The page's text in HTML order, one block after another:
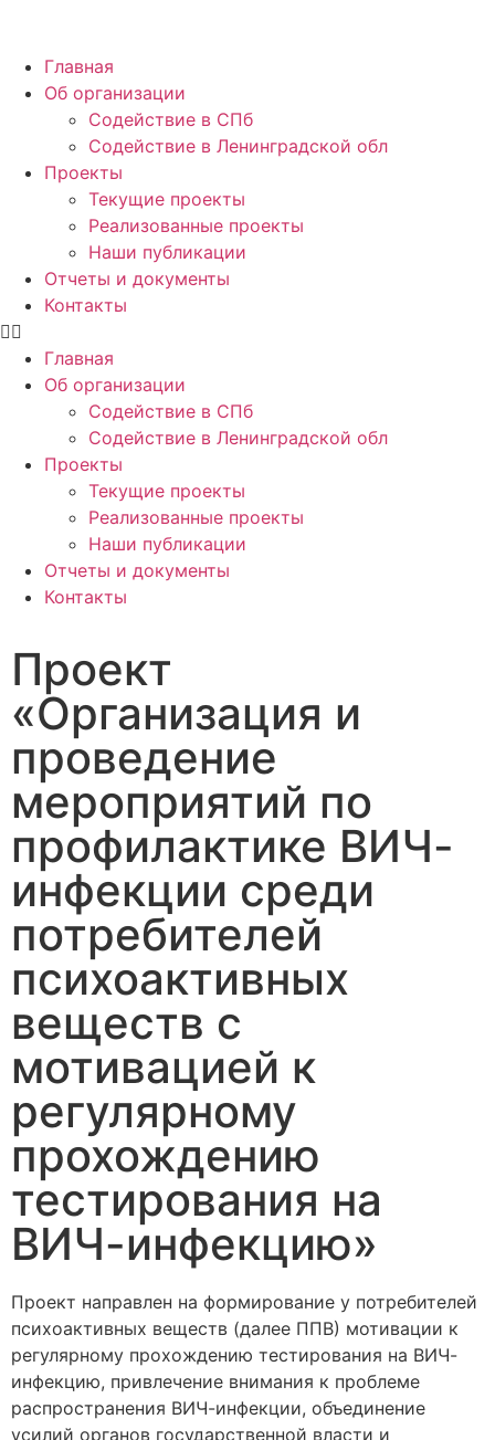
Главная
Об организации
Содействие в СПб
Содействие в Ленинградской обл
Проекты
Текущие проекты
Реализованные проекты
Наши публикации
Отчеты и документы
Контакты
Главная
Об организации
Содействие в СПб
Содействие в Ленинградской обл
Проекты
Текущие проекты
Реализованные проекты
Наши публикации
Отчеты и документы
Контакты
Проект
«Организация и
проведение
мероприятий по
профилактике ВИЧ-
инфекции среди
потребителей
психоактивных
веществ с
мотивацией к
регулярному
прохождению
тестирования на
ВИЧ-инфекцию»
Проект направлен на формирование у потребителей
психоактивных веществ (далее ППВ) мотивации к
регулярному прохождению тестирования на ВИЧ-
инфекцию, привлечение внимания к проблеме
распространения ВИЧ-инфекции, объединение
усилий органов государственной власти и